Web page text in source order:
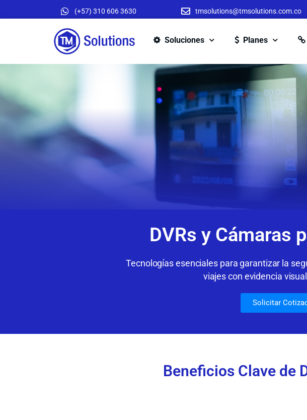
(+57) 310 606 3630 tmsolutions@tmsolutions.com.co
Soluciones Planes
DVRs y Cámaras
Tecnologías esenciales para garantizar la
viajes con evidencia
Solicitar
Beneficios Clave de